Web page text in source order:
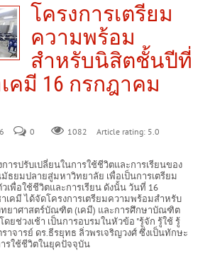
โครงการเตรียม
ความพร้อม
สำหรับนิสิตชั้นปีที่
คมี 16 กรกฎาคม
0 1082 Article rating: 5.0
ารปรับเปลี่ยนในการใช้ชีวิตและการเรียนของ
ธยมปลายสู่มหาวิทยาลัย เพื่อเป็นการเตรียม
เพื่อใช้ชีวิตและการเรียน ดังนั้น วันที่ 16
เคมี ได้จัดโครงการเตรียมความพร้อมสำหรับ
ยาศาสตร์บัณฑิต (เคมี) และการศึกษาบัณฑิต
ดยช่วงเช้า เป็นการอบรมในหัวข้อ "รู้จัก รู้ใช้ รู้
ราจารย์ ดร.ธีรยุทธ ลิ่วพรเจริญวงศ์ ซึ่งเป็นทักษะ
รใช้ชีวิตในยุคปัจจุบัน